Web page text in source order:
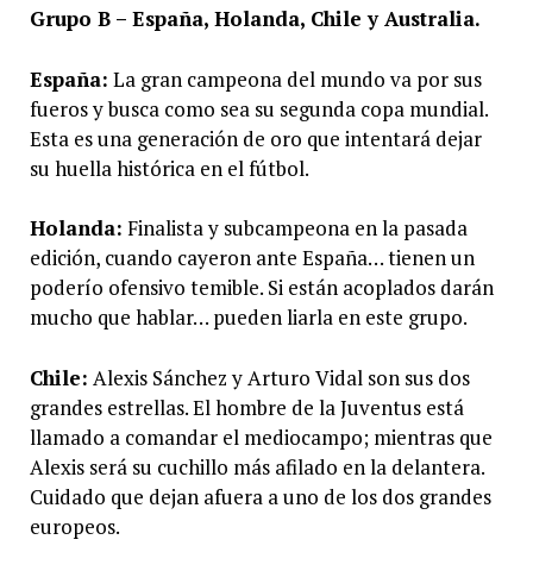
Grupo B – España, Holanda, Chile y Australia.
España: La gran campeona del mundo va por sus
fueros y busca como sea su segunda copa mundial.
Esta es una generación de oro que intentará dejar
su huella histórica en el fútbol.
Holanda: Finalista y subcampeona en la pasada
edición, cuando cayeron ante España… tienen un
poderío ofensivo temible. Si están acoplados darán
mucho que hablar… pueden liarla en este grupo.
Chile: Alexis Sánchez y Arturo Vidal son sus dos
grandes estrellas. El hombre de la Juventus está
llamado a comandar el mediocampo; mientras que
Alexis será su cuchillo más afilado en la delantera.
Cuidado que dejan afuera a uno de los dos grandes
europeos.